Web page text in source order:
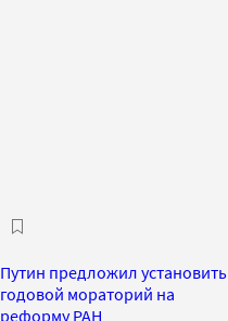
Путин предложил установить
годовой мораторий на
реформу РАН